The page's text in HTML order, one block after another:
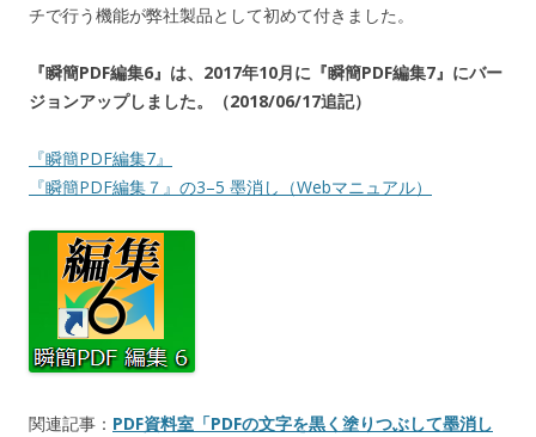
チで行う機能が弊社製品として初めて付きました。
『瞬簡PDF編集6』は、2017年10月に『瞬簡PDF編集7』にバー
ジョンアップしました。（2018/06/17追記）
『瞬簡PDF編集7』
『瞬簡PDF編集７』の3–5 墨消し（Webマニュアル）
関連記事： PDF資料室「PDFの文字を黒く塗りつぶして墨消し